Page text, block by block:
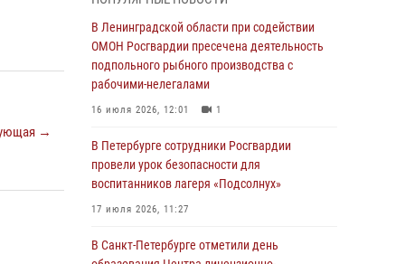
→
вернуться домой
03 августа 2026, 11:51
В Санкт-Петербурге при содействии СОБР
03 августа 2026, 10:15 1
Сотрудники ГУ Росгвардии приняли участие в
боевому самбо
В Ленинградской области при содействии
ОМОН Росгвардии пресечена деятельность
подпольного рыбного производства с
рабочими-нелегалами
16 июля 2026, 12:01 1
В Петербурге сотрудники Росгвардии
провели урок безопасности для
воспитанников лагеря «Подсолнух»
17 июля 2026, 11:27
В Санкт-Петербурге отметили день